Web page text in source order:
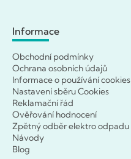
Informace
Obchodní podmínky
Ochrana osobních údajů
Informace o používání cookies
Nastavení sběru Cookies
Reklamační řád
Ověřování hodnocení
Zpětný odběr elektro odpadu
Návody
Blog